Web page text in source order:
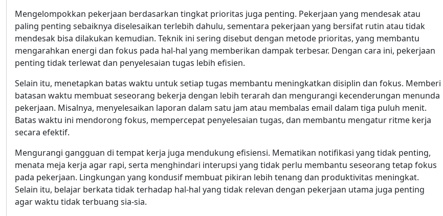
Mengelompokkan pekerjaan berdasarkan tingkat prioritas juga penting. Pekerjaan yang mendesak atau
paling penting sebaiknya diselesaikan terlebih dahulu, sementara pekerjaan yang bersifat rutin atau tidak
mendesak bisa dilakukan kemudian. Teknik ini sering disebut dengan metode prioritas, yang membantu
mengarahkan energi dan fokus pada hal-hal yang memberikan dampak terbesar. Dengan cara ini, pekerjaan
penting tidak terlewat dan penyelesaian tugas lebih efisien.
Selain itu, menetapkan batas waktu untuk setiap tugas membantu meningkatkan disiplin dan fokus. Memberi
batasan waktu membuat seseorang bekerja dengan lebih terarah dan mengurangi kecenderungan menunda
pekerjaan. Misalnya, menyelesaikan laporan dalam satu jam atau membalas email dalam tiga puluh menit.
Batas waktu ini mendorong fokus, mempercepat penyelesaian tugas, dan membantu mengatur ritme kerja
secara efektif.
Mengurangi gangguan di tempat kerja juga mendukung efisiensi. Mematikan notifikasi yang tidak penting,
menata meja kerja agar rapi, serta menghindari interupsi yang tidak perlu membantu seseorang tetap fokus
pada pekerjaan. Lingkungan yang kondusif membuat pikiran lebih tenang dan produktivitas meningkat.
Selain itu, belajar berkata tidak terhadap hal-hal yang tidak relevan dengan pekerjaan utama juga penting
agar waktu tidak terbuang sia-sia.